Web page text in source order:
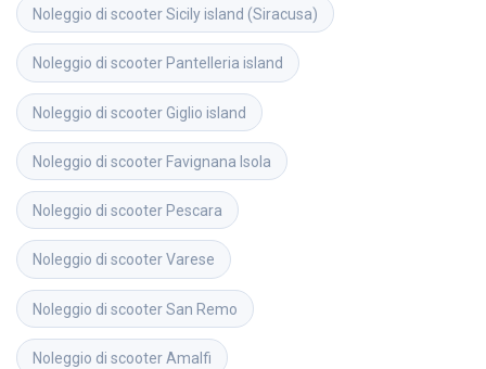
Noleggio di scooterSicily island (Siracusa)
Noleggio di scooter Pantelleria island
Noleggio di scooterGiglio island
Noleggio di scooter Favignana Isola
Noleggio di scooter Pescara
Noleggio di scooterVarese
Noleggio di scooterSan Remo
Noleggio di scooter Amalfi